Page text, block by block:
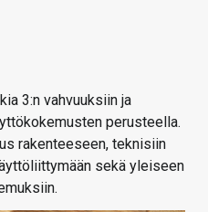
3:n vahvuuksiin ja
perusteella.
rakenteeseen, teknisiin
sekä yleiseen